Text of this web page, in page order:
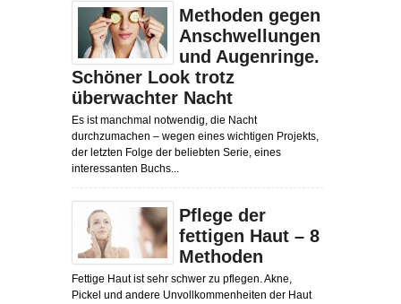
Methoden gegen
Anschwellungen
und Augenringe.
Schöner Look trotz
überwachter Nacht
Es ist manchmal notwendig, die Nacht
durchzumachen – wegen eines wichtigen Projekts,
der letzten Folge der beliebten Serie, eines
interessanten Buchs...
Pflege der
fettigen Haut – 8
Methoden
Fettige Haut ist sehr schwer zu pflegen. Akne,
Pickel und andere Unvollkommenheiten der Haut